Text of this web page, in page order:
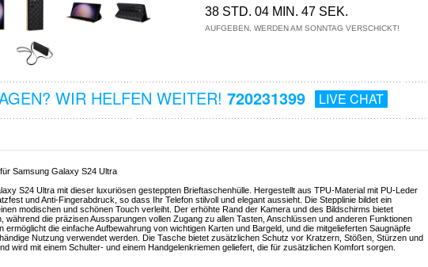
38 STD. 04 MIN. 46 SEK.
AUFGEBEN, WERDEN AM SONNTAG VERSCHICKT!
WIR HELFEN WEITER! 720231399 LIVE CHAT
Samsung Galaxy S24 Ultra
S24 Ultra mit dieser luxuriösen gesteppten Brieftaschenhülle. Hergestellt aus TPU-Material mit PU-Leder
und Anti-Fingerabdruck, so dass Ihr Telefon stilvoll und elegant aussieht. Die Stepplinie bildet ein
modischen und schönen Touch verleiht. Der erhöhte Rand der Kamera und des Bildschirms bietet
während die präzisen Aussparungen vollen Zugang zu allen Tasten, Anschlüssen und anderen Funktionen
ermöglicht die einfache Aufbewahrung von wichtigen Karten und Bargeld, und die mitgelieferten Saugnäpfe
Nutzung verwendet werden. Die Tasche bietet zusätzlichen Schutz vor Kratzern, Stößen, Stürzen und
wird mit einem Schulter- und einem Handgelenkriemen geliefert, die für zusätzlichen Komfort sorgen.